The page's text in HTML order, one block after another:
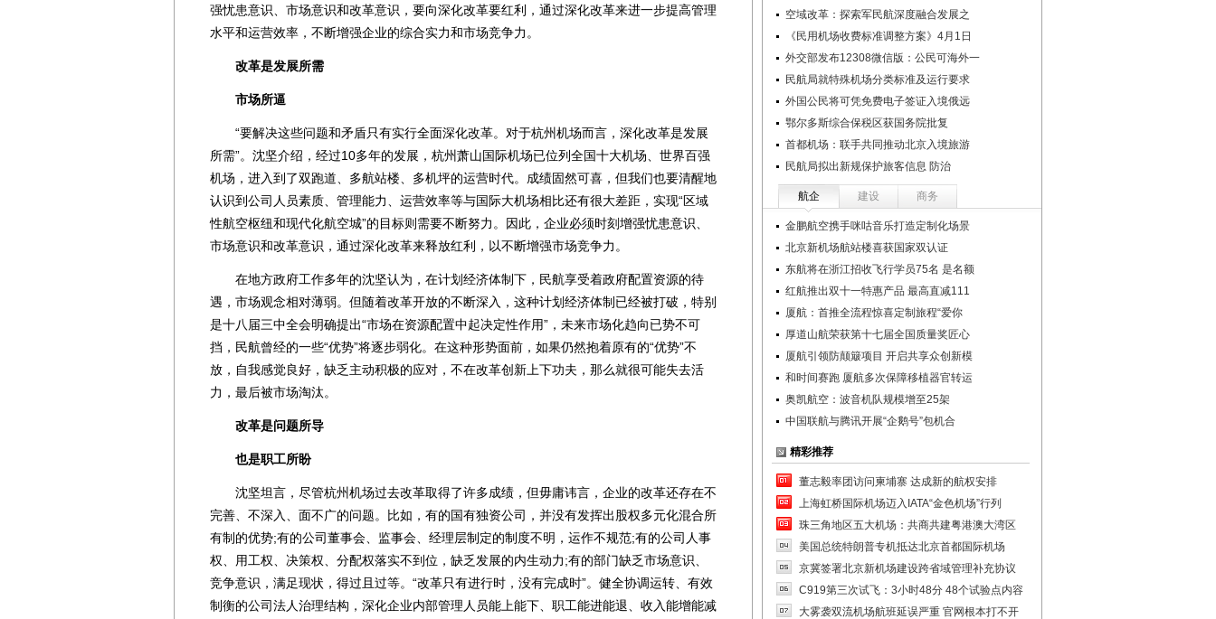
强忧患意识、市场意识和改革意识，要向深化改革要红利，通过深化改革来进一步提高管理
水平和运营效率，不断增强企业的综合实力和市场竞争力。
改革是发展所需
市场所逼
“要解决这些问题和矛盾只有实行全面深化改革。对于杭州机场而言，深化改革是发展
所需”。沈坚介绍，经过10多年的发展，杭州萧山国际机场已位列全国十大机场、世界百强
机场，进入到了双跑道、多航站楼、多机坪的运营时代。成绩固然可喜，但我们也要清醒地
认识到公司人员素质、管理能力、运营效率等与国际大机场相比还有很大差距，实现“区域
性航空枢纽和现代化航空城”的目标则需要不断努力。因此，企业必须时刻增强忧患意识、
市场意识和改革意识，通过深化改革来释放红利，以不断增强市场竞争力。
在地方政府工作多年的沈坚认为，在计划经济体制下，民航享受着政府配置资源的待
遇，市场观念相对薄弱。但随着改革开放的不断深入，这种计划经济体制已经被打破，特别
是十八届三中全会明确提出“市场在资源配置中起决定性作用”，未来市场化趋向已势不可
挡，民航曾经的一些“优势”将逐步弱化。在这种形势面前，如果仍然抱着原有的“优势”不
放，自我感觉良好，缺乏主动积极的应对，不在改革创新上下功夫，那么就很可能失去活
力，最后被市场淘汰。
改革是问题所导
也是职工所盼
沈坚坦言，尽管杭州机场过去改革取得了许多成绩，但毋庸讳言，企业的改革还存在不
完善、不深入、面不广的问题。比如，有的国有独资公司，并没有发挥出股权多元化混合所
有制的优势;有的公司董事会、监事会、经理层制定的制度不明，运作不规范;有的公司人事
权、用工权、决策权、分配权落实不到位，缺乏发展的内生动力;有的部门缺乏市场意识、
竞争意识，满足现状，得过且过等。“改革只有进行时，没有完成时”。健全协调运转、有效
制衡的公司法人治理结构，深化企业内部管理人员能上能下、职工能进能退、收入能增能减
空域改革：探索军民航深度融合发展之
《民用机场收费标准调整方案》4月1日
外交部发布12308微信版：公民可海外一
民航局就特殊机场分类标准及运行要求
外国公民将可凭免费电子签证入境俄远
鄂尔多斯综合保税区获国务院批复
首都机场：联手共同推动北京入境旅游
民航局拟出新规保护旅客信息 防治
航企 建设 商务
金鹏航空携手咪咕音乐打造定制化场景
北京新机场航站楼喜获国家双认证
东航将在浙江招收飞行学员75名 是名额
红航推出双十一特惠产品 最高直减111
厦航：首推全流程惊喜定制旅程“爱你
厚道山航荣获第十七届全国质量奖匠心
厦航引领防颠簸项目 开启共享众创新模
和时间赛跑 厦航多次保障移植器官转运
奥凯航空：波音机队规模增至25架
中国联航与腾讯开展“企鹅号”包机合
精彩推荐
董志毅率团访问柬埔寨 达成新的航权安排
上海虹桥国际机场迈入IATA“金色机场”行列
珠三角地区五大机场：共商共建粤港澳大湾区
美国总统特朗普专机抵达北京首都国际机场
京冀签署北京新机场建设跨省域管理补充协议
C919第三次试飞：3小时48分 48个试验点内容
大雾袭双流机场航班延误严重 官网根本打不开